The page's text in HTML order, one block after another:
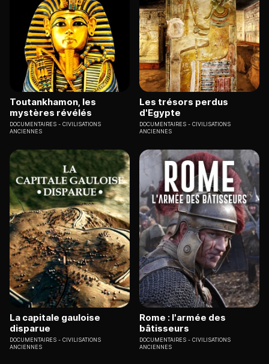
Toutankhamon, les
mystères révélés
DOCUMENTAIRES
CIVILISATIONS
ANCIENNES
Les trésors perdus
d'Egypte
DOCUMENTAIRES
CIVILISATIONS
ANCIENNES
La capitale gauloise
disparue
DOCUMENTAIRES
CIVILISATIONS
ANCIENNES
Rome : l'armée des
bâtisseurs
DOCUMENTAIRES
CIVILISATIONS
ANCIENNES